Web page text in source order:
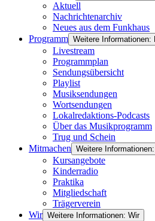
Aktuell
Nachrichtenarchiv
Neues aus dem Funkhaus
Programm Weitere Informationen:
Livestream
Programmplan
Sendungsübersicht
Playlist
Musiksendungen
Wortsendungen
Lokalredaktions-Podcasts
Über das Musikprogramm
Trug und Schein
Mitmachen Weitere
Kursangebote
Kinderradio
Praktika
Mitgliedschaft
Trägerverein
Wir Weitere Informationen: Wir